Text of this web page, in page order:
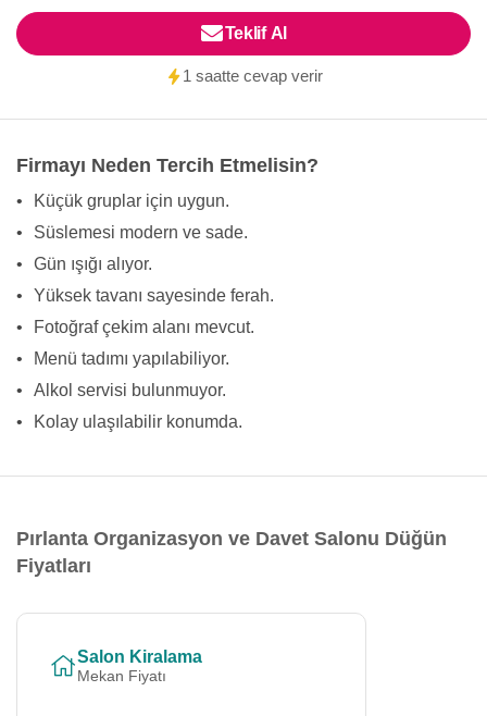
Teklif Al
1 saatte cevap verir
Firmayı Neden Tercih Etmelisin?
•
Küçük gruplar için uygun.
•
Süslemesi modern ve sade.
•
Gün ışığı alıyor.
•
Yüksek tavanı sayesinde ferah.
•
Fotoğraf çekim alanı mevcut.
•
Menü tadımı yapılabiliyor.
•
Alkol servisi bulunmuyor.
•
Kolay ulaşılabilir konumda.
Pırlanta Organizasyon ve Davet Salonu Düğün
Fiyatları
Salon Kiralama
Mekan Fiyatı